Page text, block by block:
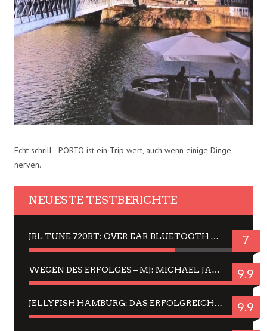
Echt schrill - PORTO ist ein Trip wert, auch wenn einige Dinge
nerven.
NEUESTE TESTBERICHTE
JBL TUNE 720BT: OVER EAR BLUETOOTH KOPFHÖRER UM DIE 50,-€ IM DAUER-TEST 7
WEGEN DES ERFOLGES – MJ: MICHAEL JACKSON MUSICAL IN EINER MATINEE SEHEN 9.9
JELLYFISH HAMBURG: DAS ERFOLGREICHE SOMMER-MENÜ 2025 IN GEFÜHLEN UND BILDERN 9.9